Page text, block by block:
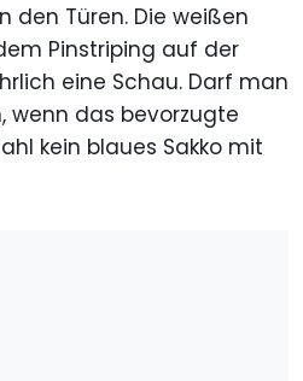
den Türen. Die weißen
Pinstriping auf der
eine Schau. Darf man
wenn das bevorzugte
kein blaues Sakko mit